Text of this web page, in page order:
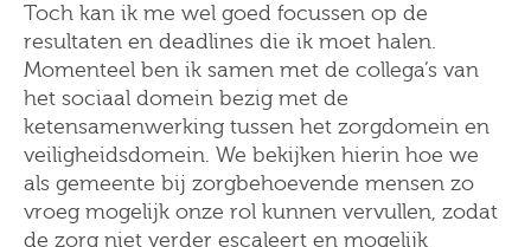
Toch kan ik me wel goed focussen op de
resultaten en deadlines die ik moet halen.
Momenteel ben ik samen met de collega’s van
het sociaal domein bezig met de
ketensamenwerking tussen het zorgdomein en
veiligheidsdomein. We bekijken hierin hoe we
als gemeente bij zorgbehoevende mensen zo
vroeg mogelijk onze rol kunnen vervullen, zodat
de zorg niet verder escaleert en mogelijk